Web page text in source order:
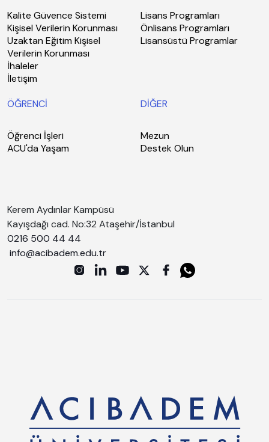
Kalite Güvence Sistemi
Kişisel Verilerin Korunması
Uzaktan Eğitim Kişisel
Verilerin Korunması
İhaleler
İletişim
Lisans Programları
Önlisans Programları
Lisansüstü Programlar
ÖĞRENCİ
Öğrenci İşleri
ACU'da Yaşam
DİĞER
Mezun
Destek Olun
Kerem Aydınlar Kampüsü
Kayışdağı cad. No:32 Ataşehir/İstanbul
0216 500 44 44
info@acibadem.edu.tr